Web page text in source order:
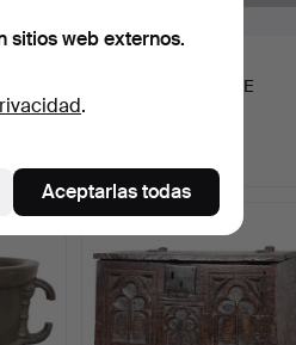
EXTREMADAMENTE
sitios web externos.
.
Aceptarlas todas